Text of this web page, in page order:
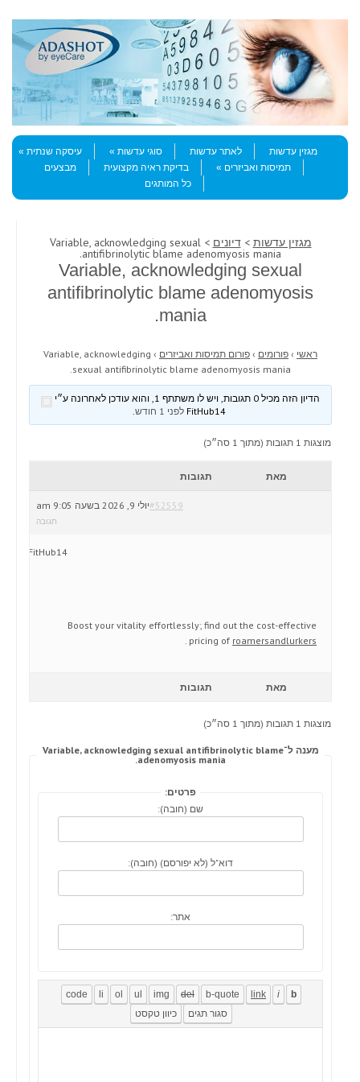
Menu
Skip to content
מגזין עדשות
לאתר עדשות סוגי עדשות
עיסקה שנתית
תמיסות ואביזרים
בדיקת ראיה מקצועית
מבצעים
כל המותגים
מגזין עדשות >דיונים > Variable, acknowledging sexual
antifibrinolytic blame adenomyosis mania.
Variable, acknowledging sexual
antifibrinolytic blame adenomyosis
mania.
ראשי › פורומים › פורום תמיסות ואביזרים ›
Variable, acknowledging
sexual antifibrinolytic blame adenomyosis mania.
הדיון הזה מכיל 0 תגובות, ויש לו משתתף 1, והוא עודכן לאחרונה ע״י
לפני 1 חודש .
מוצגות 1 תגובות (מתוך 1 סה״כ)
מאת תגובות
יולי 9, 2026 בשעה 9:05 am#52559
תגובה
FitHub14
Boost your vitality effortlessly; find out the cost-effective
pricing of roamersandlurkers
.
מאת תגובות
מוצגות 1 תגובות (מתוך 1 סה״כ)
מענה ל־Variable, acknowledging sexual antifibrinolytic blame
adenomyosis mania.
פרטים:
שם (חובה):
דוא"ל (לא יפורסם) (חובה):
אתר: